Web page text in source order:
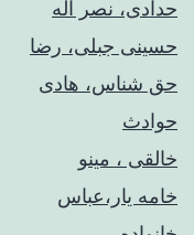
حدادی، نصر اله
حسینی جبلی، رضا
حق شناس، هادی
حوادث
خالقی ، مینو
خامه یار،عباس